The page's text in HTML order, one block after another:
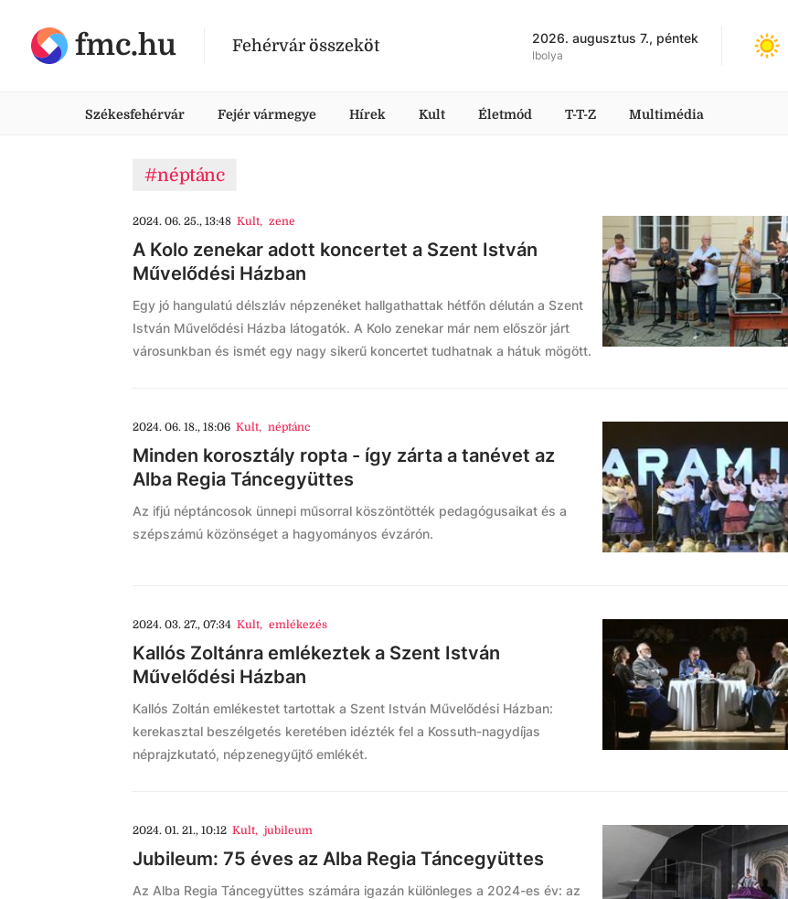
fmc.hu Fehérvár összeköt 2026. augusztus 7., péntek
Ibolya
Székesfehérvár Fejér vármegye Hírek Kult Életmód T-T-Z Multimédia
#néptánc
2024. 06. 25., 13:48 Kult, zene
A Kolo zenekar adott koncertet a Szent István
Művelődési Házban
Egy jó hangulatú délszláv népzenéket hallgathattak hétfőn délután a Szent
István Művelődési Házba látogatók. A Kolo zenekar már nem először járt
városunkban és ismét egy nagy sikerű koncertet tudhatnak a hátuk mögött.
2024. 06. 18., 18:06 Kult, néptánc
Minden korosztály ropta - így zárta a tanévet az
Alba Regia Táncegyüttes
Az ifjú néptáncosok ünnepi műsorral köszöntötték pedagógusaikat és a
szépszámú közönséget a hagyományos évzárón.
2024. 03. 27., 07:34 Kult, emlékezés
Kallós Zoltánra emlékeztek a Szent István
Művelődési Házban
Kallós Zoltán emlékestet tartottak a Szent István Művelődési Házban:
kerekasztal beszélgetés keretében idézték fel a Kossuth-nagydíjas
néprajzkutató, népzenegyűjtő emlékét.
2024. 01. 21., 10:12 Kult, jubileum
Jubileum: 75 éves az Alba Regia Táncegyüttes
Az Alba Regia Táncegyüttes számára igazán különleges a 2024-es év: az